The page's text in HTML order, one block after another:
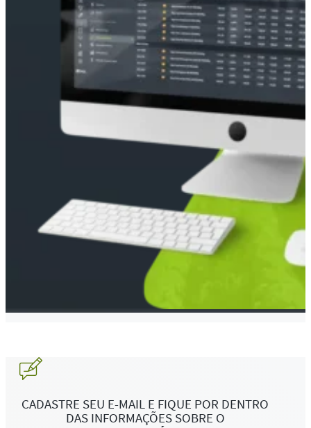
CADASTRE SEU E-MAIL E FIQUE POR DENTRO
DAS INFORMAÇÕES SOBRE O